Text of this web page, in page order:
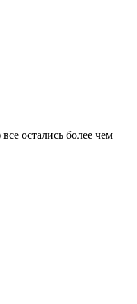
остались более чем